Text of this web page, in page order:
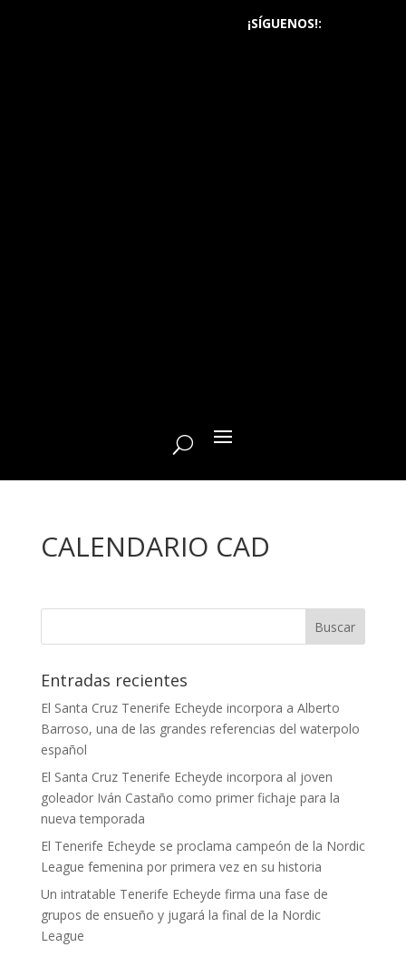
¡SÍGUENOS!:
CALENDARIO CAD
Entradas recientes
El Santa Cruz Tenerife Echeyde incorpora a Alberto
Barroso, una de las grandes referencias del waterpolo
español
El Santa Cruz Tenerife Echeyde incorpora al joven
goleador Iván Castaño como primer fichaje para la
nueva temporada
El Tenerife Echeyde se proclama campeón de la Nordic
League femenina por primera vez en su historia
Un intratable Tenerife Echeyde firma una fase de
grupos de ensueño y jugará la final de la Nordic
League